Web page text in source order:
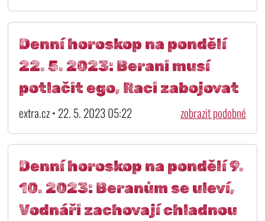
Denní horoskop na pondělí
22. 5. 2023: Berani musí
potlačit ego, Raci zabojovat
extra.cz • 22. 5. 2023 05:22 zobrazit podobné
Denní horoskop na pondělí 9.
10. 2023: Beranům se uleví,
Vodnáři zachovají chladnou